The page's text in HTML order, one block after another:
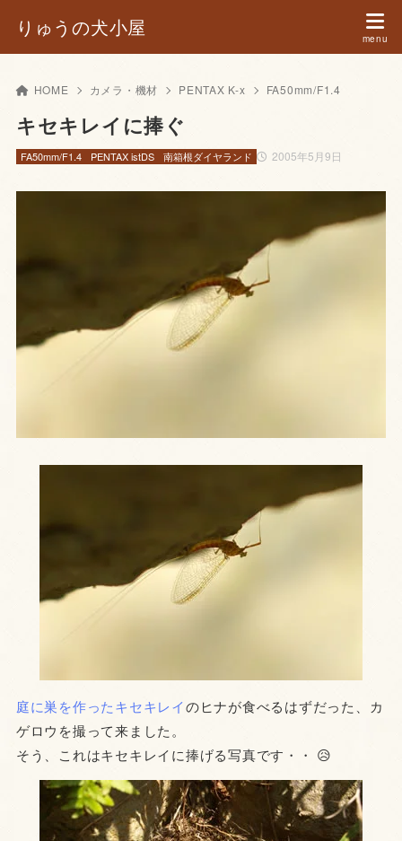
りゅうの犬小屋
HOME カメラ・機材 PENTAX K-x FA50mm/F1.4
キセキレイに捧ぐ
2005年5月9日
FA50mm/F1.4 PENTAX istDS 南箱根ダイヤランド
庭に巣を作ったキセキレイのヒナが食べるはずだった、カ
ゲロウを撮って来ました。
そう、これはキセキレイに捧げる写真です・・ 😥